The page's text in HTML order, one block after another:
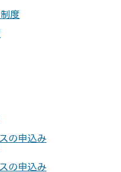
度
の申込み
の申込み